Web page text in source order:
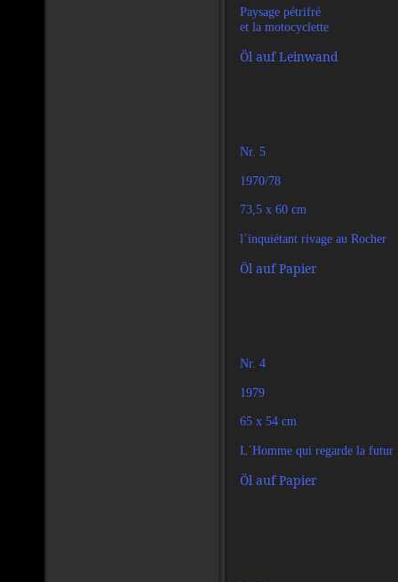
Paysage pétrifré
et la motocyclette
Öl auf Leinwand
Nr. 5
1970/78
73,5 x 60 cm
l´inquiétant rivage au Rocher
Öl auf Papier
Nr. 4
1979
65 x 54 cm
L´Homme qui regarde la futur
Öl auf Papier